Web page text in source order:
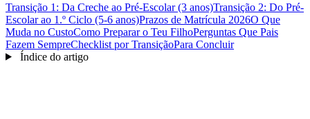
Transição 1: Da Creche ao Pré-Escolar (3 anos)Transição 2: Do Pré-
Escolar ao 1.º Ciclo (5-6 anos)Prazos de Matrícula 2026O Que
Muda no CustoComo Preparar o Teu FilhoPerguntas Que Pais
Fazem SempreChecklist por TransiçãoPara Concluir
Índice do artigo